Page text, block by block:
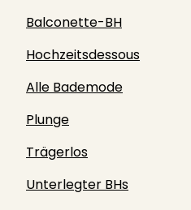
Balconette-BH
Hochzeitsdessous
Alle Bademode
Plunge
Trägerlos
Unterlegter BHs